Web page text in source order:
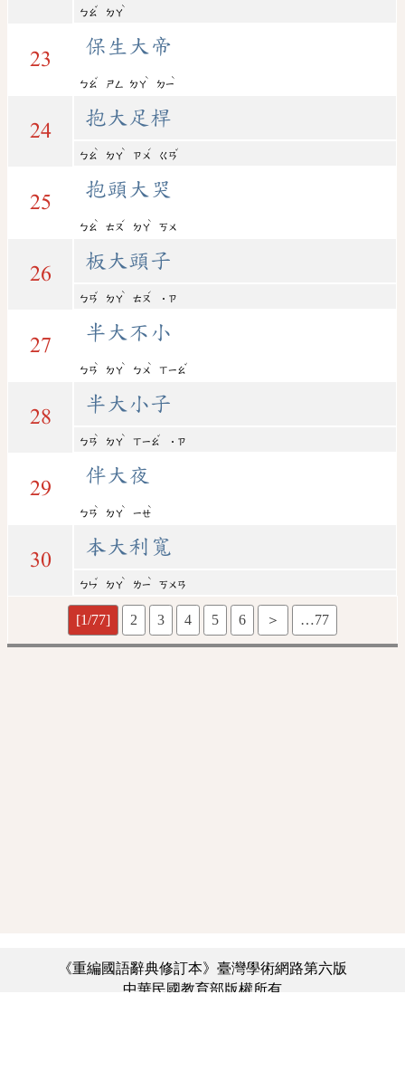
ㄅㄠ
ˇ
ㄉㄚ
ˋ
23
保生大帝
ㄅㄠ
ˇ
ㄕㄥ ㄉㄚ
ˋ
ㄉㄧ
ˋ
24
抱大足桿
ㄅㄠ
ˋ
ㄉㄚ
ˋ
ㄗㄨ
ˊ
ㄍㄢ
ˇ
25
抱頭大哭
ㄅㄠ
ˋ
ㄊㄡ
ˊ
ㄉㄚ
ˋ
ㄎㄨ
26
板大頭子
ㄅㄢ
ˇ
ㄉㄚ
ˋ
ㄊㄡ
ˊ
˙ㄗ
27
半大不小
ㄅㄢ
ˋ
ㄉㄚ
ˋ
ㄅㄨ
ˋ
ㄒㄧㄠ
ˇ
28
半大小子
ㄅㄢ
ˋ
ㄉㄚ
ˋ
ㄒㄧㄠ
ˇ
˙ㄗ
29
伴大夜
ㄅㄢ
ˋ
ㄉㄚ
ˋ
ㄧㄝ
ˋ
30
本大利寬
ㄅㄣ
ˇ
ㄉㄚ
ˋ
ㄌㄧ
ˋ
ㄎㄨㄢ
[1/77] 2 3 4 5 6 ＞ …77
《重編國語辭典修訂本》臺灣學術網路第六版
中華民國教育部版權所有